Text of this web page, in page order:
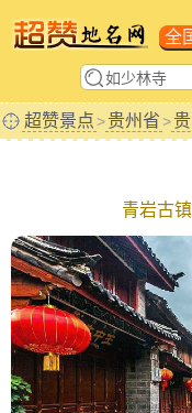
全
超赞景点>贵州省>
青岩古